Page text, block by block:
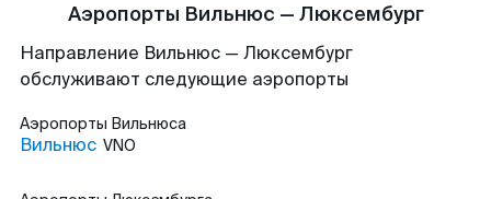
Аэропорты Вильнюс — Люксембург
Направление Вильнюс — Люксембург
обслуживают следующие аэропорты
Аэропорты Вильнюса
Вильнюс VNO